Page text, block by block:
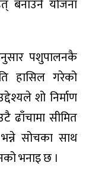
बनाउने योजना
पशुपालनकै
हासिल गरेको
शो निर्माण
ढाँचामा सीमित
सोचका साथ
भनाइ छ ।